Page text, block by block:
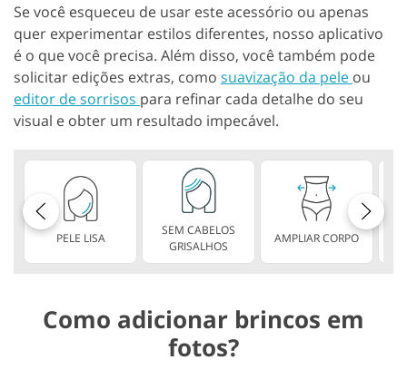
Se você esqueceu de usar este acessório ou apenas
quer experimentar estilos diferentes, nosso aplicativo
é o que você precisa. Além disso, você também pode
solicitar edições extras, como suavização da pele ou
editor de sorrisos para refinar cada detalhe do seu
visual e obter um resultado impecável.
PELE LISA
SEM CABELOS
GRISALHOS
AMPLIAR CORPO
Como adicionar brincos em
fotos?